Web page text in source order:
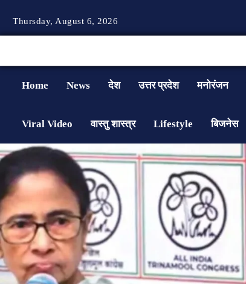
Thursday, August 6, 2026
Home News देश उत्तर प्रदेश मनोरंजन
Viral Video वास्तु शास्त्र Lifestyle बिजनेस